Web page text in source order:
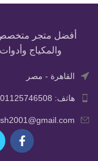
أفضل متجر متخصص
والمكياج
القاهرة - مصر
هاتف: 01125746508